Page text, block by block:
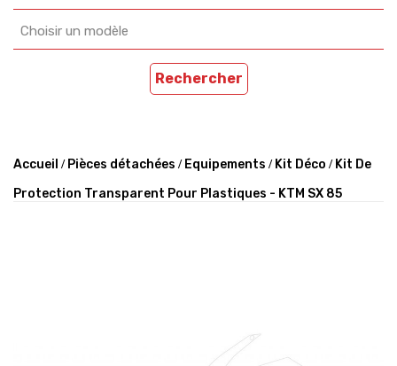
Choisir un modèle
Rechercher
Accueil Pièces détachées Equipements Kit Déco
Kit De
Protection Transparent Pour Plastiques - KTM SX 85